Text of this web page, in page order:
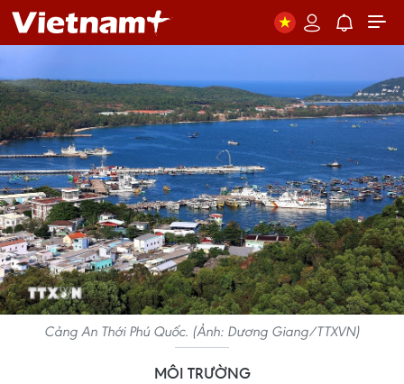
Cảng An Thới Phú Quốc. (Ảnh: Dương Giang/TTXVN)
MÔI TRƯỜNG